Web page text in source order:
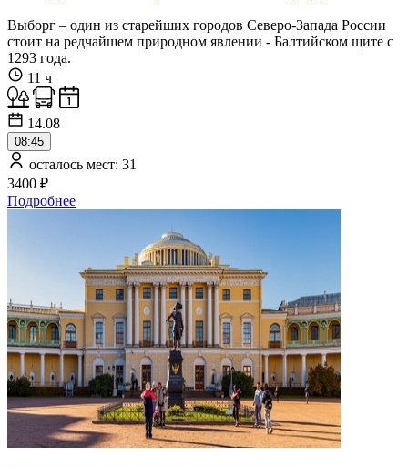
Выборг – один из старейших городов Северо-Запада России
стоит на редчайшем природном явлении - Балтийском щите с
1293 года.
11 ч
14.08
08:45
осталось мест: 31
3400 ₽
Подробнее